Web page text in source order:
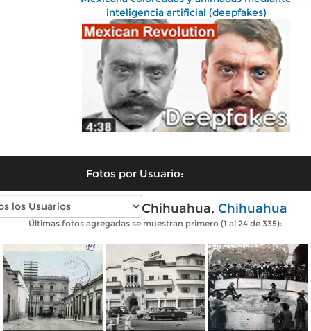
inteligencia artificial (deepfakes)
Fotos por Usuario:
Fotos antiguas de Chihuahua, Chihuahua
Últimas fotos agregadas se muestran primero (1 al 24 de 335):